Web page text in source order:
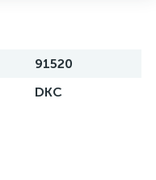
91520
DKC